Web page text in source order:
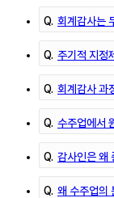
Q. 회계감사는
Q. 주기적 지정
Q. 회계감사 과
Q. 수주업에서
Q. 감사인은 왜
Q. 왜 수주업의